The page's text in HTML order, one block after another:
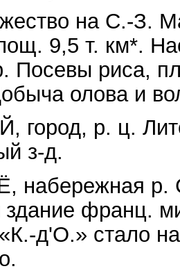
на С.-З.
9,5 т. км*.
Посевы риса,
олова и
город, р. ц.
з-д.
набережная р.
здание франц.
д'О.» стало